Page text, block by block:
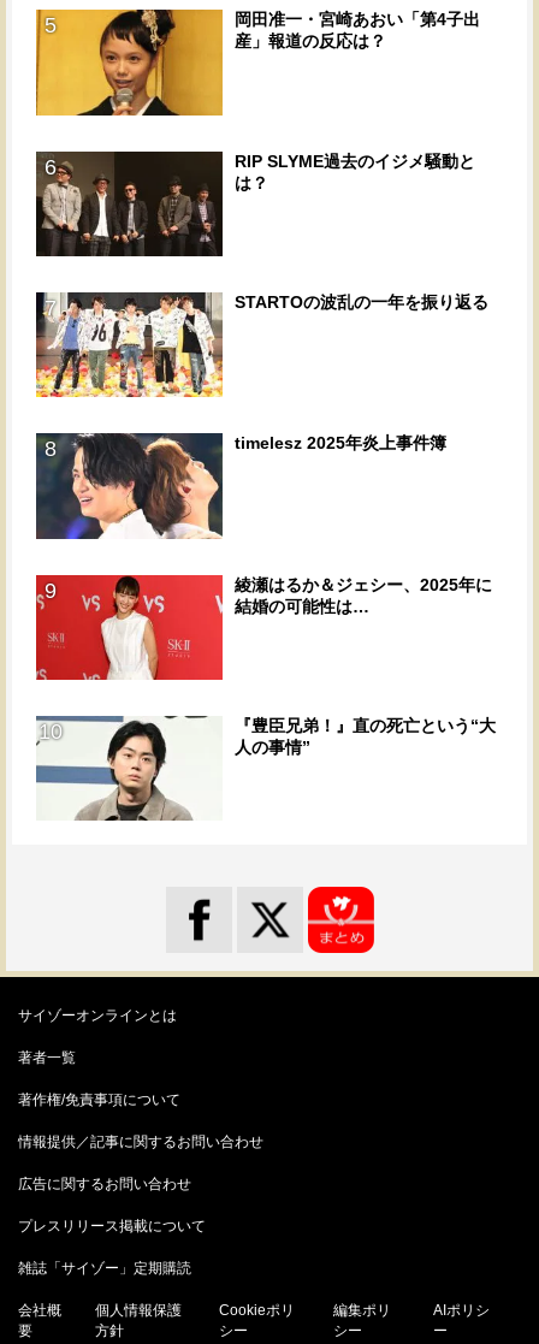
5
岡田准一・宮崎あおい「第4子出
産」報道の反応は？
6
RIP SLYME過去のイジメ騒動と
は？
7 STARTOの波乱の一年を振り返る
8 timelesz 2025年炎上事件簿
9
綾瀬はるか＆ジェシー、2025年に
結婚の可能性は…
10
『豊臣兄弟！』直の死亡という“大
人の事情”
サイゾーオンラインとは
著者一覧
著作権/免責事項について
情報提供／記事に関するお問い合わせ
広告に関するお問い合わせ
プレスリリース掲載について
雑誌「サイゾー」定期購読
会社概
要
個人情報保護
方針
Cookieポリ
シー
編集ポリ
シー
AIポリシ
ー